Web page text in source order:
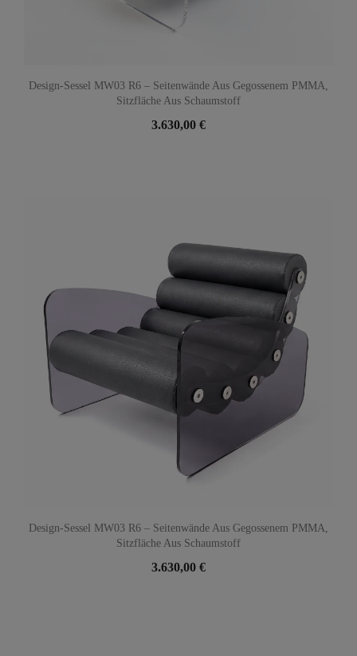
Design-Sessel MW03 R6 – Seitenwände Aus Gegossenem PMMA,
Sitzfläche Aus Schaumstoff
3.630,00 €
Design-Sessel MW03 R6 – Seitenwände Aus Gegossenem PMMA,
Sitzfläche Aus Schaumstoff
3.630,00 €